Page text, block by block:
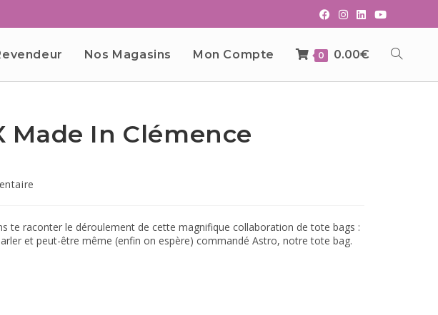
Nos Magasins Mon Compte 0 0.00€
Made In Clémence
te raconter le déroulement de cette magnifique collaboration de tote bags :
et peut-être même (enfin on espère) commandé Astro, notre tote bag.